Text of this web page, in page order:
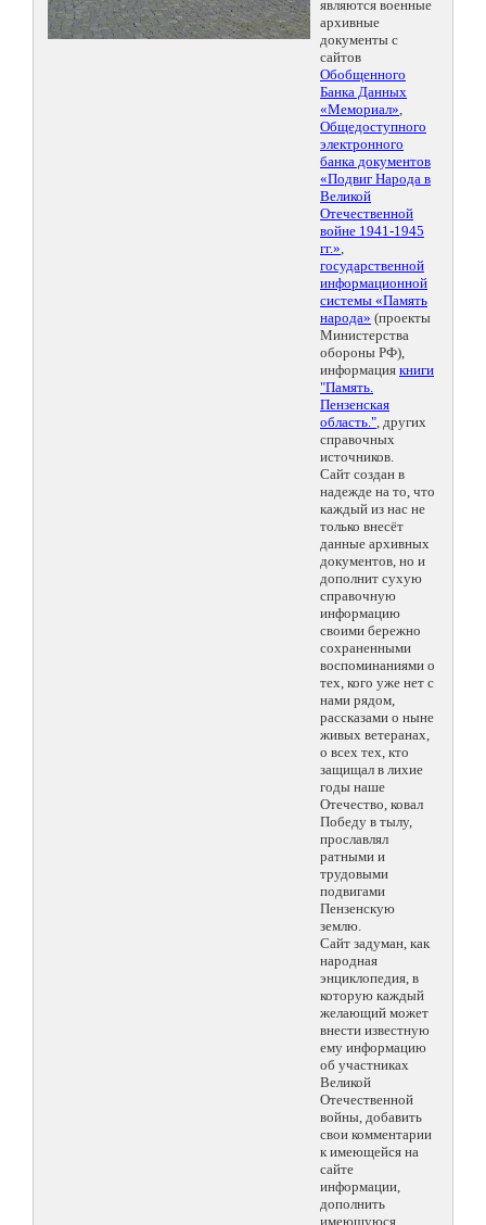
являются военные
архивные
документы с
сайтов
Обобщенного
Банка Данных
«Мемориал»,
Общедоступного
электронного
банка документов
«Подвиг Народа в
Великой
Отечественной
войне 1941-1945
гг.»,
государственной
информационной
системы «Память
народа» (проекты
Министерства
обороны РФ),
информация книги
"Память.
Пензенская
область.", других
справочных
источников.
Сайт создан в
надежде на то, что
каждый из нас не
только внесёт
данные архивных
документов, но и
дополнит сухую
справочную
информацию
своими бережно
сохраненными
воспоминаниями о
тех, кого уже нет с
нами рядом,
рассказами о ныне
живых ветеранах,
о всех тех, кто
защищал в лихие
годы наше
Отечество, ковал
Победу в тылу,
прославлял
ратными и
трудовыми
подвигами
Пензенскую
землю.
Сайт задуман, как
народная
энциклопедия, в
которую каждый
желающий может
внести известную
ему информацию
об участниках
Великой
Отечественной
войны, добавить
свои комментарии
к имеющейся на
сайте
информации,
дополнить
имеющуюся